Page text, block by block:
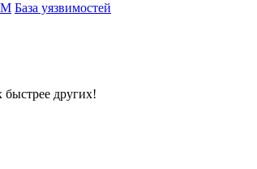
База уязвимостей
других!